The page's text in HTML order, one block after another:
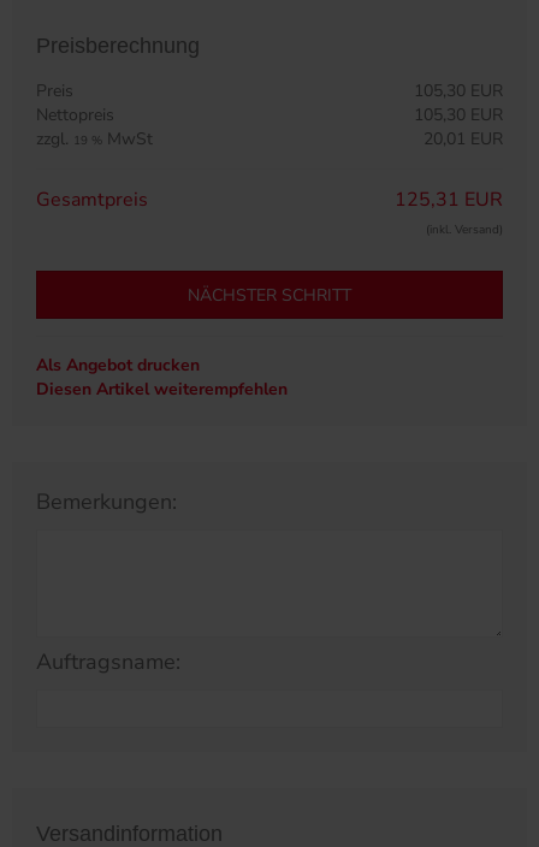
Preisberechnung
Preis
105,30 EUR
Nettopreis
105,30 EUR
zzgl. 19 % MwSt 20,01 EUR
Gesamtpreis 125,31 EUR
(inkl. Versand)
NÄCHSTER SCHRITT
Als Angebot drucken
Diesen Artikel weiterempfehlen
Bemerkungen:
Auftragsname:
Versandinformation